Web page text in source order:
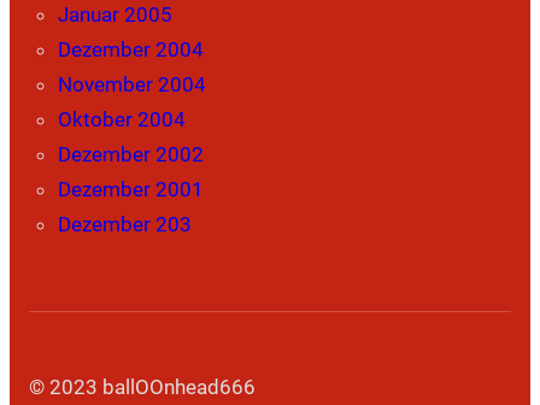
Januar 2005
Dezember 2004
November 2004
Oktober 2004
Dezember 2002
Dezember 2001
Dezember 203
© 2023 ballOOnhead666